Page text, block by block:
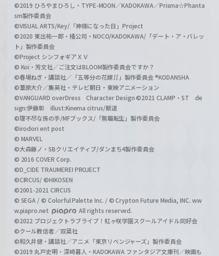
©2019 ひろやまひろし・TYPE-MOON／KADOKAWA／Prisma☆Phanta
sm製作委員会
©VISUAL ARTS/Key/「神様になった日」Project
©2020 東出祐一郎・橘公司・NOCO/KADOKAWA/「デート・ア・バレッ
ト」製作委員会
©Project シンフォギアＸＶ
© Koi・芳文社／ご注文はBLOOM製作委員会ですか？
©春場ねぎ・講談社／「五等分の花嫁∬」製作委員会 ®KODANSHA
©葦原大介／集英社・テレビ朝日・東映アニメーション
©VANGUARD overDress Character Design ©2021 CLAMP・ST de
sign:伊藤彰 illust:Kinema citrus/獣道
©理不尽な孫の手/MFブックス/「無職転生」製作委員会
©irodori ent post
© MARVEL
©大森藤ノ・SBクリエイティブ/ダンまち4製作委員会
© 2016 COVER Corp.
©D_CIDE TRAUMEREI PROJECT
©CIRCUS/ ©HIKOSEN
©2001-2021 CIRCUS
© SEGA / © Colorful Palette Inc. / © Crypton Future Media, INC. ww
w.piapro.net
All rights reserved.
©2022 プロジェクトラブライブ！虹ヶ咲学園スクールアイドル同好会
©クール教信者／双葉社
©和久井健・講談社／アニメ「東京リベンジャーズ」製作委員会
©2019 丸戸史明・深崎暮人・KADOKAWA ファンタジア文庫刊／映画も